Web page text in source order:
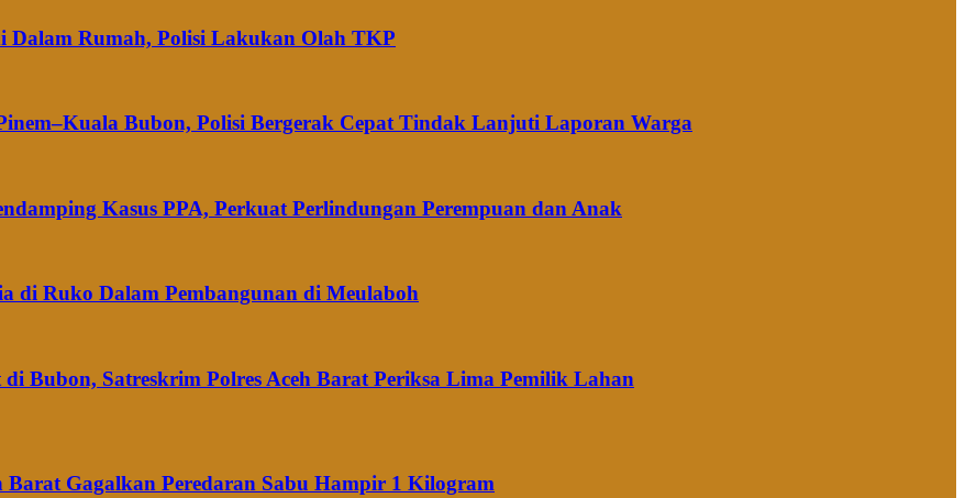
Rumah, Polisi Lakukan Olah TKP
Bubon, Polisi Bergerak Cepat Tindak Lanjuti Laporan Warga
Kasus PPA, Perkuat Perlindungan Perempuan dan Anak
di Ruko Dalam Pembangunan di Meulaboh
Bubon, Satreskrim Polres Aceh Barat Periksa Lima Pemilik Lahan
Gagalkan Peredaran Sabu Hampir 1 Kilogram